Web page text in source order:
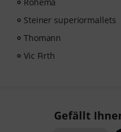
Steiner superiormallets
Thomann
Vic Firth
Gefällt